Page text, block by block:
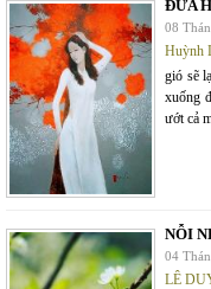
ĐƯA
08
Huỳnh
gió sẽ
xuống
ướt cả
NỖI
04
LÊ